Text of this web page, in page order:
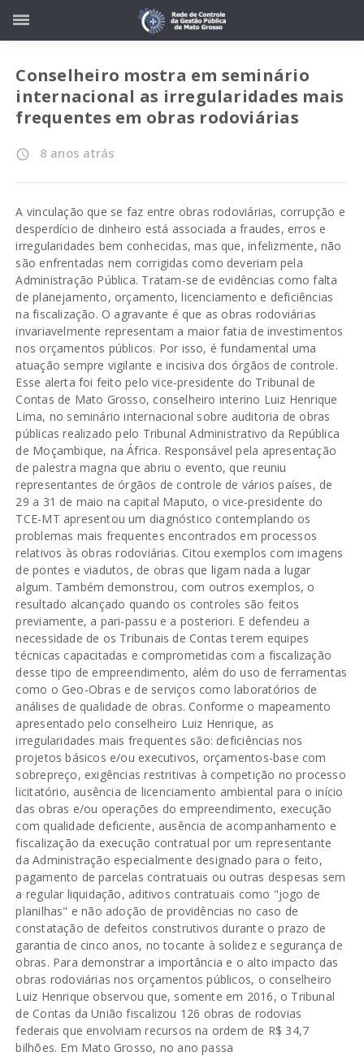
Conselheiro mostra em seminário
internacional as irregularidades mais
frequentes em obras rodoviárias
access_time 8 anos atrás
A vinculação que se faz entre obras rodoviárias, corrupção e
desperdício de dinheiro está associada a fraudes, erros e
irregularidades bem conhecidas, mas que, infelizmente, não
são enfrentadas nem corrigidas como deveriam pela
Administração Pública. Tratam-se de evidências como falta
de planejamento, orçamento, licenciamento e deficiências
na fiscalização. O agravante é que as obras rodoviárias
invariavelmente representam a maior fatia de investimentos
nos orçamentos públicos. Por isso, é fundamental uma
atuação sempre vigilante e incisiva dos órgãos de controle.
Esse alerta foi feito pelo vice-presidente do Tribunal de
Contas de Mato Grosso, conselheiro interino Luiz Henrique
Lima, no seminário internacional sobre auditoria de obras
públicas realizado pelo Tribunal Administrativo da República
de Moçambique, na África. Responsável pela apresentação
de palestra magna que abriu o evento, que reuniu
representantes de órgãos de controle de vários países, de
29 a 31 de maio na capital Maputo, o vice-presidente do
TCE-MT apresentou um diagnóstico contemplando os
problemas mais frequentes encontrados em processos
relativos às obras rodoviárias. Citou exemplos com imagens
de pontes e viadutos, de obras que ligam nada a lugar
algum. Também demonstrou, com outros exemplos, o
resultado alcançado quando os controles são feitos
previamente, a pari-passu e a posteriori. E defendeu a
necessidade de os Tribunais de Contas terem equipes
técnicas capacitadas e comprometidas com a fiscalização
desse tipo de empreendimento, além do uso de ferramentas
como o Geo-Obras e de serviços como laboratórios de
análises de qualidade de obras. Conforme o mapeamento
apresentado pelo conselheiro Luiz Henrique, as
irregularidades mais frequentes são: deficiências nos
projetos básicos e/ou executivos, orçamentos-base com
sobrepreço, exigências restritivas à competição no processo
licitatório, ausência de licenciamento ambiental para o início
das obras e/ou operações do empreendimento, execução
com qualidade deficiente, ausência de acompanhamento e
fiscalização da execução contratual por um representante
da Administração especialmente designado para o feito,
pagamento de parcelas contratuais ou outras despesas sem
a regular liquidação, aditivos contratuais como "jogo de
planilhas" e não adoção de providências no caso de
constatação de defeitos construtivos durante o prazo de
garantia de cinco anos, no tocante à solidez e segurança de
obras. Para demonstrar a importância e o alto impacto das
obras rodoviárias nos orçamentos públicos, o conselheiro
Luiz Henrique observou que, somente em 2016, o Tribunal
de Contas da União fiscalizou 126 obras de rodovias
federais que envolviam recursos na ordem de R$ 34,7
bilhões. Em Mato Grosso, no ano passa